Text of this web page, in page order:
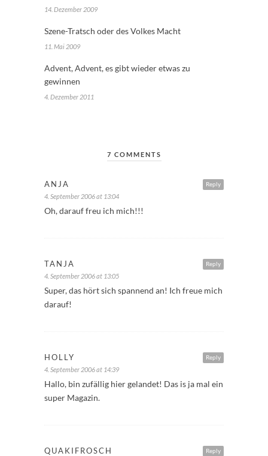
14. Dezember 2009
Szene-Tratsch oder des Volkes Macht
11. Mai 2009
Advent, Advent, es gibt wieder etwas zu
gewinnen
4. Dezember 2011
7 COMMENTS
Reply
ANJA
4. September 2006 at 13:04
Oh, darauf freu ich mich!!!
Reply
TANJA
4. September 2006 at 13:05
Super, das hört sich spannend an! Ich freue mich
darauf!
Reply
HOLLY
4. September 2006 at 14:39
Hallo, bin zufällig hier gelandet! Das is ja mal ein
super Magazin.
Reply
QUAKIFROSCH